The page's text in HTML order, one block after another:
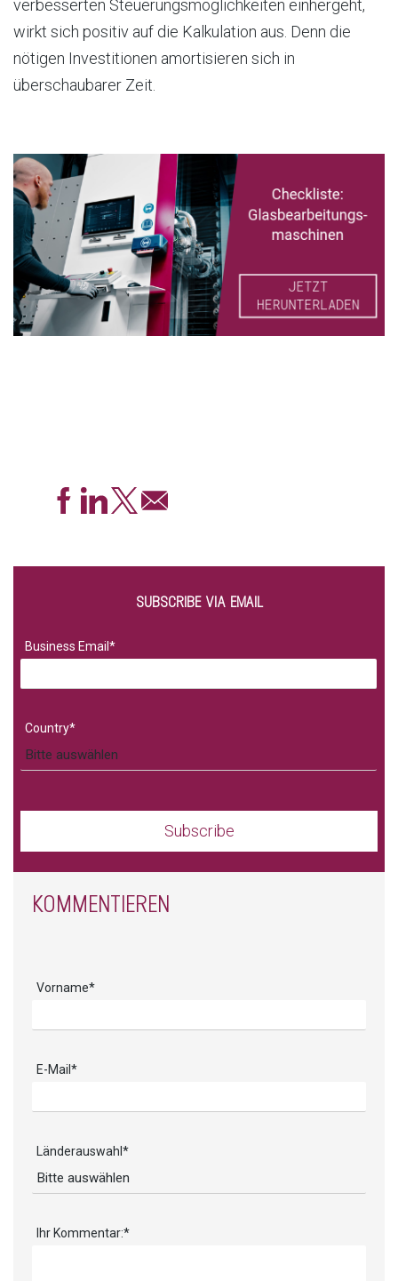
verbesserten Steuerungsmöglichkeiten einhergeht,
wirkt sich positiv auf die Kalkulation aus. Denn die
nötigen Investitionen amortisieren sich in
überschaubarer Zeit.
SUBSCRIBE VIA EMAIL
Business Email*
Country*
KOMMENTIEREN
Vorname*
E-Mail *
Länderauswahl *
Ihr Kommentar:*